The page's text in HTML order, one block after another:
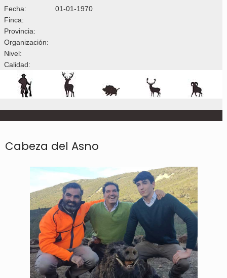
Fecha:
01-01-1970
Finca:
Provincia:
Organización:
Nivel:
Calidad:
Cabeza del Asno